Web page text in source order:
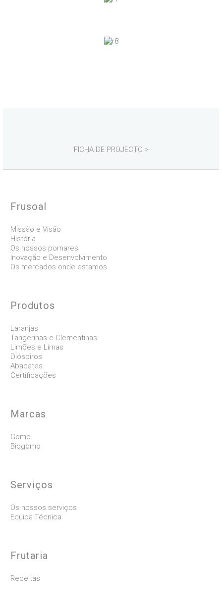
FICHA DE PROJECTO >
Frusoal
Missão e Visão
História
Os nossos pomares
Inovação e Desenvolvimento
Os mercados onde estamos
Produtos
Laranjas
Tangerinas e Clementinas
Limões e Limas
Dióspiros
Abacates
Certificações
Marcas
Gomo
Biogomo
Serviços
Os nossos serviços
Equipa Técnica
Frutaria
Receitas